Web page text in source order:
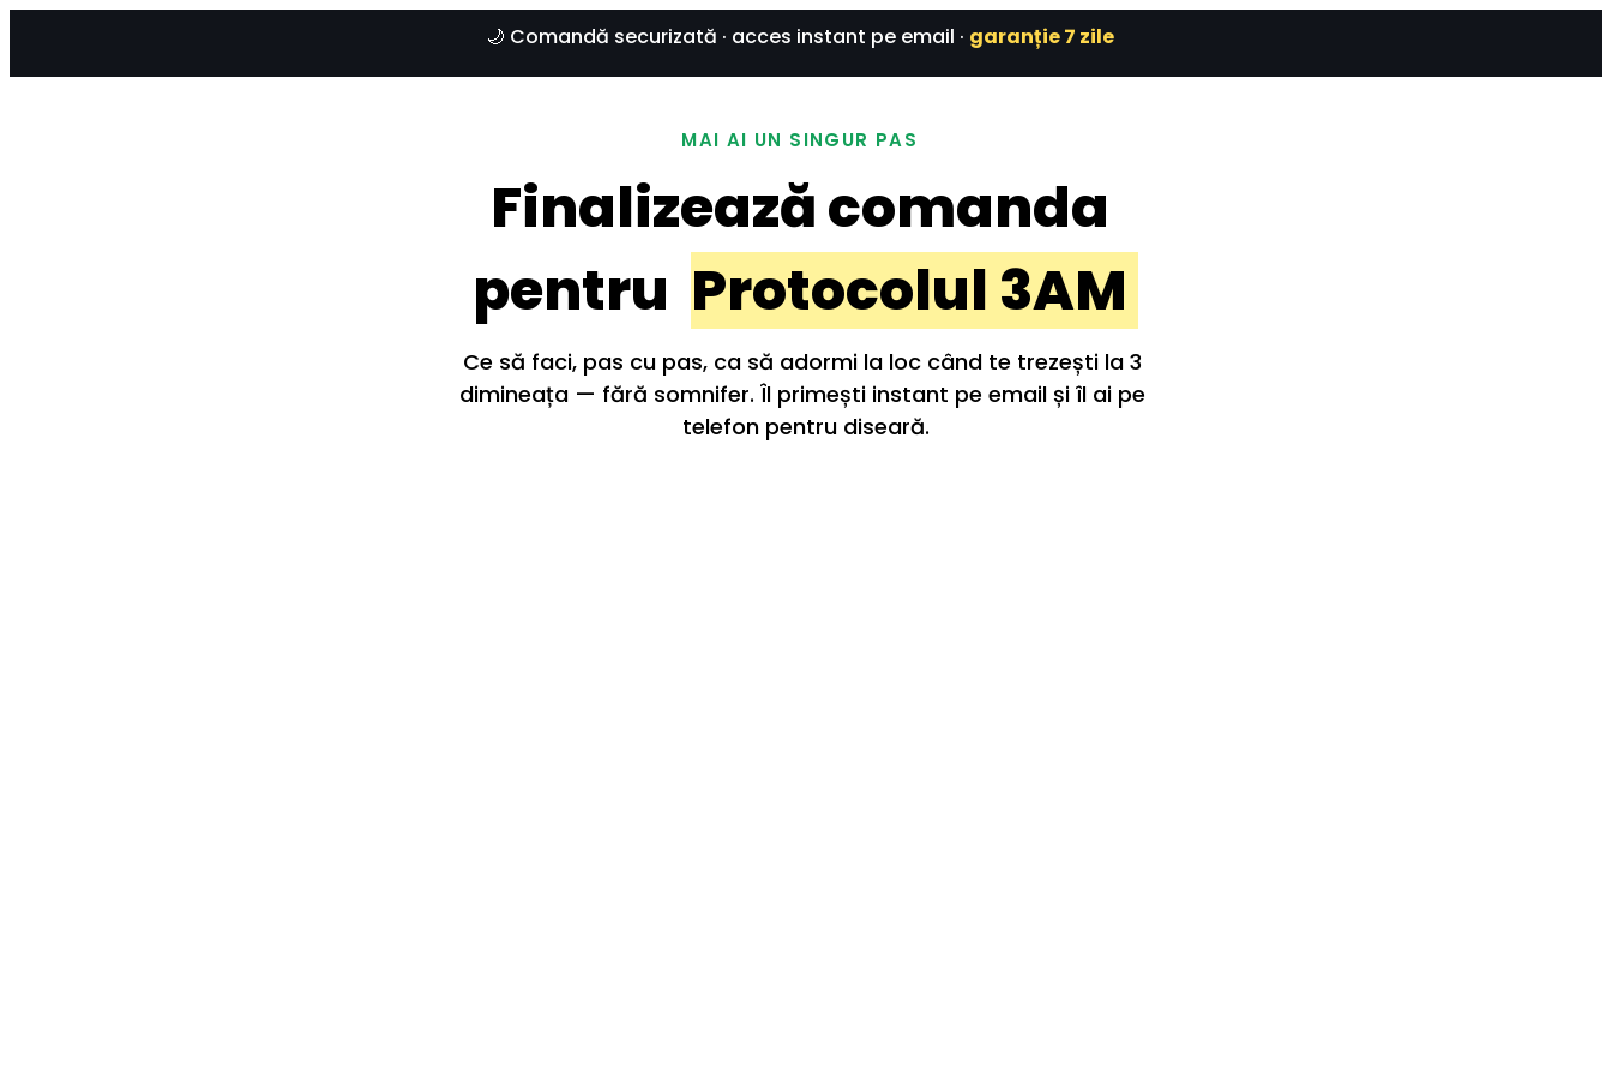
🌙 Comandă securizată · acces instant pe email · garanție 7 zile
MAI AI UN SINGUR PAS
Finalizează comanda
pentru Protocolul 3AM
Ce să faci, pas cu pas, ca să adormi la loc când te trezești la 3
dimineața — fără somnifer. Îl primești instant pe email și îl ai pe
telefon pentru diseară.